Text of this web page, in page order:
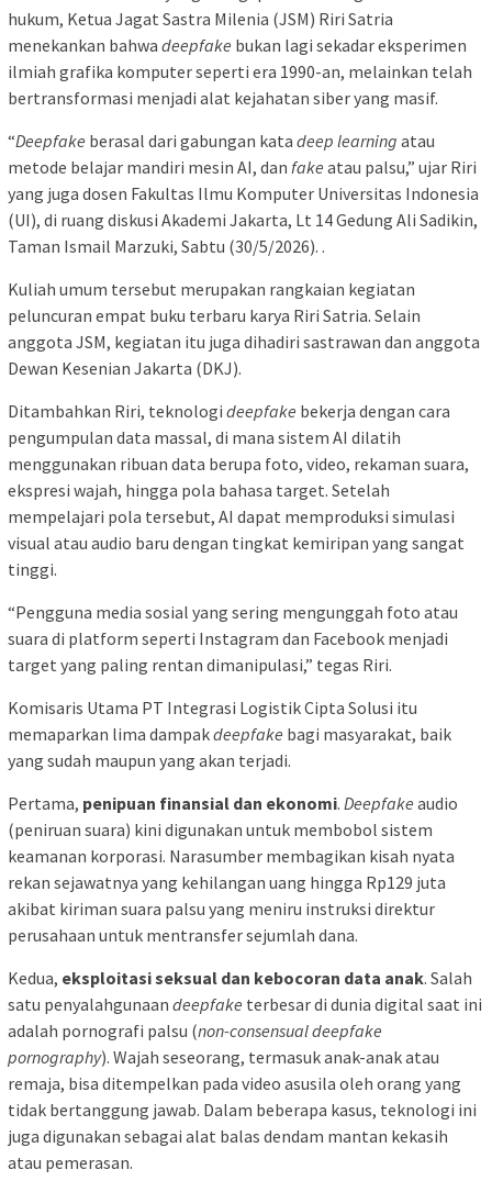
hukum, Ketua Jagat Sastra Milenia (JSM) Riri Satria
menekankan bahwa deepfake bukan lagi sekadar eksperimen
ilmiah grafika komputer seperti era 1990-an, melainkan telah
bertransformasi menjadi alat kejahatan siber yang masif.
“Deepfake berasal dari gabungan kata deep learning atau
metode belajar mandiri mesin AI, dan fake atau palsu,” ujar Riri
yang juga dosen Fakultas Ilmu Komputer Universitas Indonesia
(UI), di ruang diskusi Akademi Jakarta, Lt 14 Gedung Ali Sadikin,
Taman Ismail Marzuki, Sabtu (30/5/2026). .
Kuliah umum tersebut merupakan rangkaian kegiatan
peluncuran empat buku terbaru karya Riri Satria. Selain
anggota JSM, kegiatan itu juga dihadiri sastrawan dan anggota
Dewan Kesenian Jakarta (DKJ).
Ditambahkan Riri, teknologi deepfake bekerja dengan cara
pengumpulan data massal, di mana sistem AI dilatih
menggunakan ribuan data berupa foto, video, rekaman suara,
ekspresi wajah, hingga pola bahasa target. Setelah
mempelajari pola tersebut, AI dapat memproduksi simulasi
visual atau audio baru dengan tingkat kemiripan yang sangat
tinggi.
“Pengguna media sosial yang sering mengunggah foto atau
suara di platform seperti Instagram dan Facebook menjadi
target yang paling rentan dimanipulasi,” tegas Riri.
Komisaris Utama PT Integrasi Logistik Cipta Solusi itu
memaparkan lima dampakdeepfake bagi masyarakat, baik
yang sudah maupun yang akan terjadi.
Pertama, penipuan finansial dan ekonomi. Deepfake audio
(peniruan suara) kini digunakan untuk membobol sistem
keamanan korporasi. Narasumber membagikan kisah nyata
rekan sejawatnya yang kehilangan uang hingga Rp129 juta
akibat kiriman suara palsu yang meniru instruksi direktur
perusahaan untuk mentransfer sejumlah dana.
Kedua, eksploitasi seksual dan kebocoran data anak. Salah
satu penyalahgunaan deepfake terbesar di dunia digital saat ini
adalah pornografi palsu (non-consensual deepfake
pornography). Wajah seseorang, termasuk anak-anak atau
remaja, bisa ditempelkan pada video asusila oleh orang yang
tidak bertanggung jawab. Dalam beberapa kasus, teknologi ini
juga digunakan sebagai alat balas dendam mantan kekasih
atau pemerasan.